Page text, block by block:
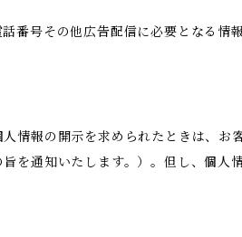
番号その他広告配信に必要となる情報
情報の開示を求められたときは、
を通知いたします。）。但し、個